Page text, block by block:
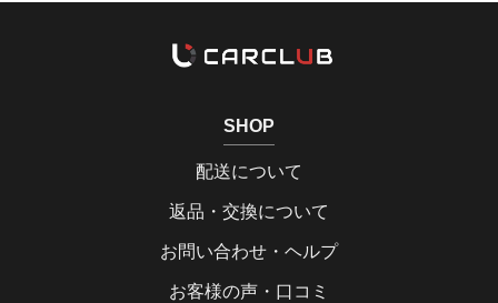
SHOP
配送について
返品・交換について
お問い合わせ・ヘルプ
お客様の声・口コミ